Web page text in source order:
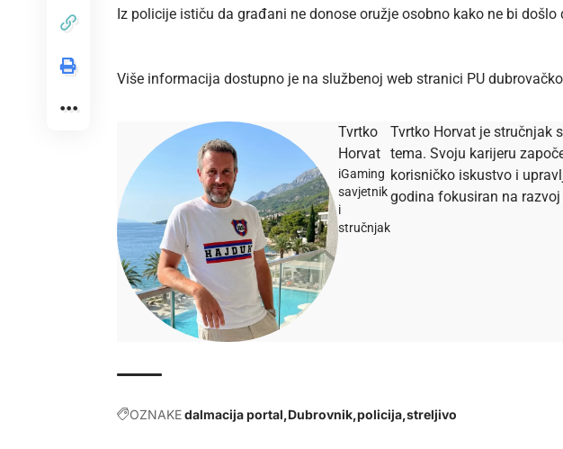
Iz policije ističu da građani ne donose oružje osobno kako ne bi
Više informacija dostupno je na službenoj web stranici PU
Tvrtko
Horvat
iGaming
savjetnik
i
stručnjak
Tvrtko Horvat je stručnjak
tema. Svoju karijeru
korisničko iskustvo i
godina fokusiran na razvoj
OZNAKEdalmacija portal Dubrovnik policija streljivo